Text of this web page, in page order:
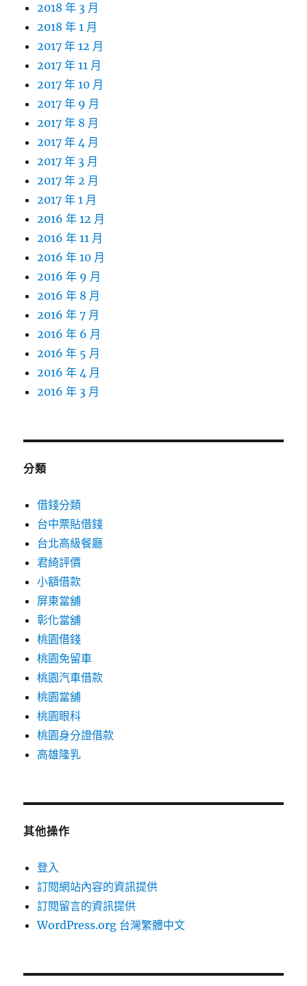
2018 年 3 月
2018 年 1 月
2017 年 12 月
2017 年 11 月
2017 年 10 月
2017 年 9 月
2017 年 8 月
2017 年 4 月
2017 年 3 月
2017 年 2 月
2017 年 1 月
2016 年 12 月
2016 年 11 月
2016 年 10 月
2016 年 9 月
2016 年 8 月
2016 年 7 月
2016 年 6 月
2016 年 5 月
2016 年 4 月
2016 年 3 月
分類
借錢分類
台中票貼借錢
台北高級餐廳
君綺評價
小額借款
屏東當舖
彰化當舖
桃園借錢
桃園免留車
桃園汽車借款
桃園當舖
桃園眼科
桃園身分證借款
高雄隆乳
其他操作
登入
訂閱網站內容的資訊提供
訂閱留言的資訊提供
WordPress.org 台灣繁體中文